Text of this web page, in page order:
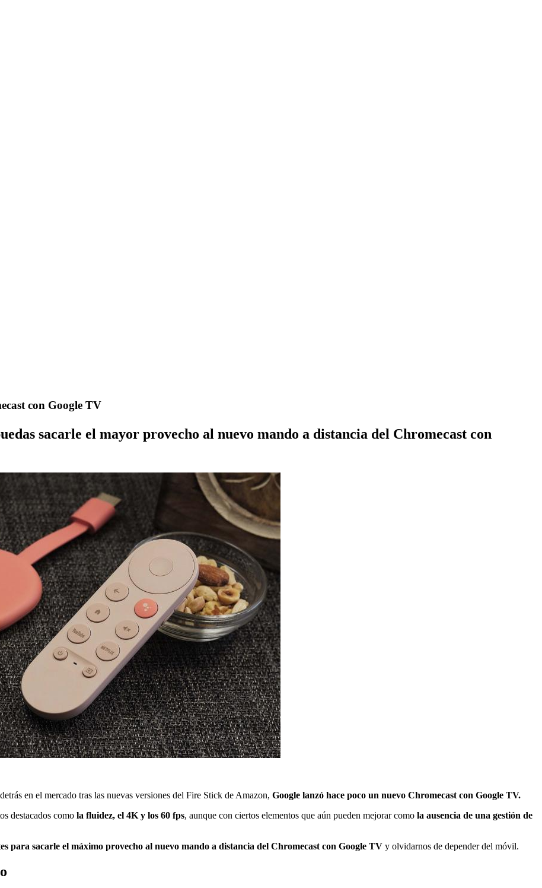
con Google TV
sacarle el mayor provecho al nuevo mando a distancia del Chromecast con
en el mercado tras las nuevas versiones del Fire Stick de Amazon, Google lanzó hace poco un nuevo Chromecast con Google TV.
destacados como la fluidez, el 4K y los 60 fps, aunque con ciertos elementos que aún pueden mejorar como la ausencia de una gestión de
para sacarle el máximo provecho al nuevo mando a distancia del Chromecast con Google TV y olvidarnos de depender del móvil.